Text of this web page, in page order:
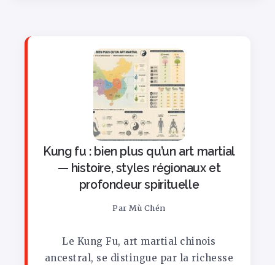
Kung fu : bien plus qu’un art martial
— histoire, styles régionaux et
profondeur spirituelle
Par Mù Chén
Le Kung Fu, art martial chinois
ancestral, se distingue par la richesse